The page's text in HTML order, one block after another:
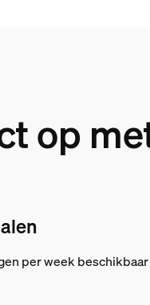
op
per week beschikbaar